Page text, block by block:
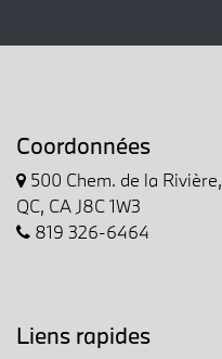
Coordonnées
500 Chem. de la
QC, CA J8C 1W3
819 326-6464
Liens rapides